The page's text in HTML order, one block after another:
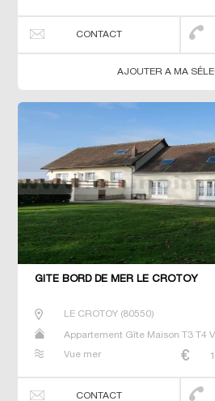
CONTACT
AJOUTER A MA
GÎTE BORD DE MER LE CROTOY
LE CROTOY(80550)
Appartement Gîte Maison T3 T4
Vue mer
CONTACT